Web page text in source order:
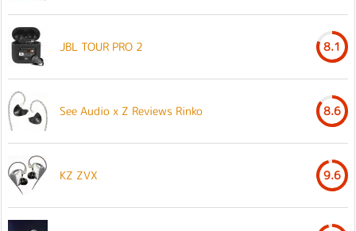
JBL TOUR PRO 2 8.1
See Audio x Z Reviews Rinko 8.6
KZ ZVX 9.6